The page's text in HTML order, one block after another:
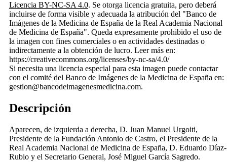
Licencia BY-NC-SA 4.0. Se otorga licencia gratuita, pero deberá
incluirse de forma visible y adecuada la atribución del "Banco de
Imágenes de la Medicina de España de la Real Academia Nacional
de Medicina de España". Queda expresamente prohibido el uso de
la imagen con fines comerciales o en actividades destinadas o
indirectamente a la obtención de lucro. Leer más en:
https://creativecommons.org/licenses/by-nc-sa/4.0/
Si necesita una licencia especial para esta imagen puede contactar
con el comité del Banco de Imágenes de la Medicina de España en:
gestion@bancodeimagenesmedicina.com.
Descripción
Aparecen, de izquierda a derecha, D. Juan Manuel Urgoiti,
Presidente de la Fundación Antonio de Castro, el Presidente de la
Real Academia Nacional de Medicina de España, D. Eduardo Díaz-
Rubio y el Secretario General, José Miguel García Sagredo.